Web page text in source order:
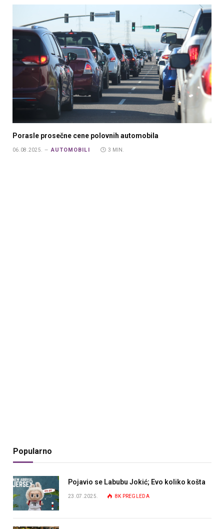
Porasle prosečne cene polovnih automobila
06.08.2025. AUTOMOBILI 3 MIN.
Popularno
Pojavio se Labubu Jokić; Evo koliko košta
23.07.2025. 8K PREGLEDA